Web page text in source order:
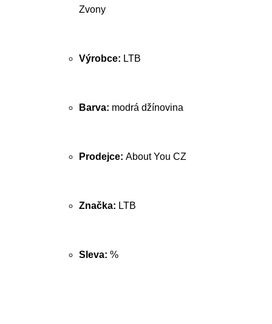
Zvony
Výrobce: LTB
Barva: modrá džínovina
Prodejce: About You CZ
Značka: LTB
Sleva: %